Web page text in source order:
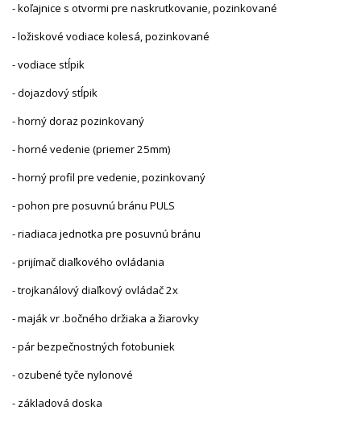
- koľajnice s otvormi pre naskrutkovanie, pozinkované
- ložiskové vodiace kolesá, pozinkované
- vodiace stĺpik
- dojazdový stĺpik
- horný doraz pozinkovaný
- horné vedenie (priemer 25mm)
- horný profil pre vedenie, pozinkovaný
- pohon pre posuvnú bránu PULS
- riadiaca jednotka pre posuvnú bránu
- prijímač diaľkového ovládania
- trojkanálový diaľkový ovládač 2x
- maják vr .bočného držiaka a žiarovky
- pár bezpečnostných fotobuniek
- ozubené tyče nylonové
- základová doska